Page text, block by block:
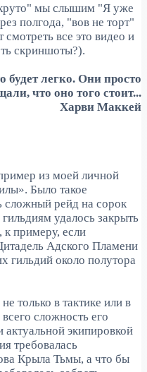
мы слышим "Я уже
полгода, "вов не торт"
смотреть все это видео и
скриншоты?).
будет легко. Они просто
что оно того стоит...
Харви Маккей
из моей личной
Было такое
сложный рейд на сорок
удалось закрыть
к примеру, если
Адского Пламени
около полутора
только в тактике или в
сложность его
актуальной экипировкой
требовалась
Крыла Тьмы, а что бы